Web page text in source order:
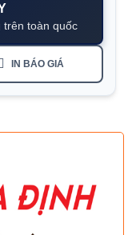
trên toàn quốc
IN BÁO GIÁ